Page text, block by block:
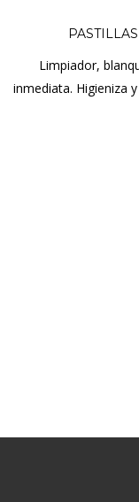
Limpiador,
inmediata. Higieniza